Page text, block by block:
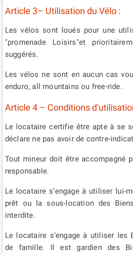
Article 3– Utilisation du Vélo :
Les vélos sont loués pour une
"promenade Loisirs"et
suggérés.
Les vélos ne sont en aucun cas
enduro, all mountains ou free-ride.
Article 4 – Conditions
Le locataire certifie être apte à se
déclare ne pas avoir de contre-
Tout mineur doit être accompagné
responsable.
Le locataire s’engage à utiliser lui-
prêt ou la sous-location des
interdite.
Le locataire s’engage à utiliser les
de famille. Il est gardien des